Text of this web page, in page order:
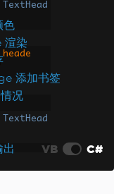
色
渲染
添加书签
况
TextHead
TextHead
VB C#